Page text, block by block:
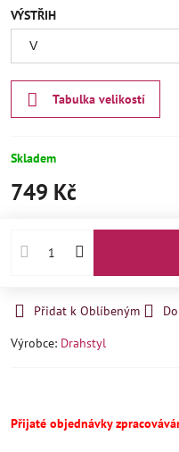
VÝSTŘIH
Tabulka velikostí
Skladem
749 Kč
Přidat k Oblíbeným
Výrobce: Drahstyl
Přijaté objednávky